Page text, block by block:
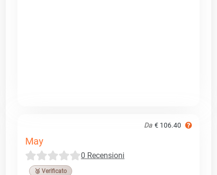
Da € 106.40
May
0 Recensioni
🥉 Verificato